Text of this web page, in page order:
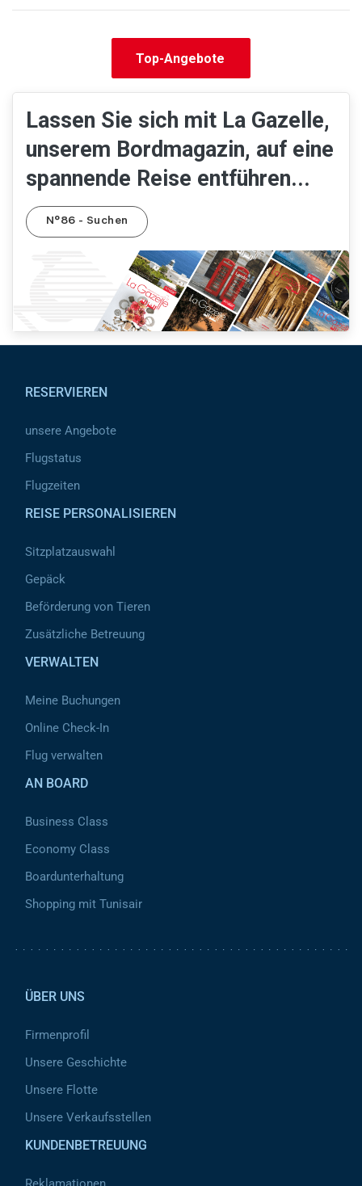
Top-Angebote
Lassen Sie sich mit La Gazelle,
unserem Bordmagazin, auf eine
spannende Reise entführen...
N°86 - Suchen
RESERVIEREN
unsere Angebote
Flugstatus
Flugzeiten
REISE PERSONALISIEREN
Sitzplatzauswahl
Gepäck
Beförderung von Tieren
Zusätzliche Betreuung
VERWALTEN
Meine Buchungen
Online Check-In
Flug verwalten
AN BOARD
Business Class
Economy Class
Boardunterhaltung
Shopping mit Tunisair
ÜBER UNS
Firmenprofil
Unsere Geschichte
Unsere Flotte
Unsere Verkaufsstellen
KUNDENBETREUUNG